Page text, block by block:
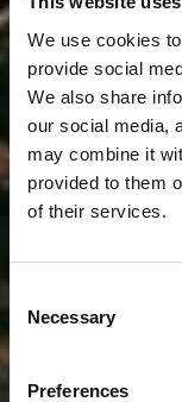
We use cookies
provide social
We also share
our social media,
may combine it
provided to them
of their services.
Selection
Necessary
Preferences